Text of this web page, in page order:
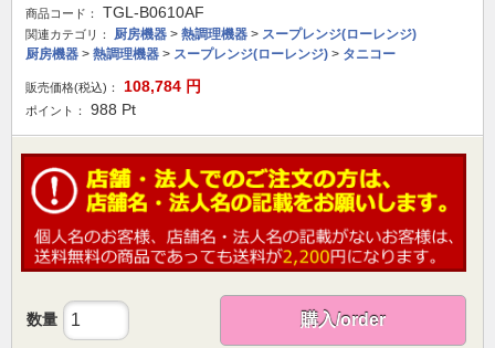
商品コード： TGL-B0610AF
関連カテゴリ： 厨房機器 > 熱調理機器 > スープレンジ(ローレンジ)
厨房機器 > 熱調理機器 > スープレンジ(ローレンジ) > タニコー
販売価格(税込)： 108,784 円
ポイント： 988 Pt
数量 購入/order